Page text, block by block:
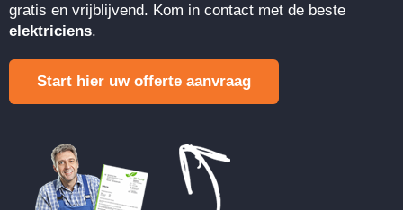
gratis en vrijblijvend. Kom in contact met de beste
elektriciens.
Start hier uw offerte aanvraag